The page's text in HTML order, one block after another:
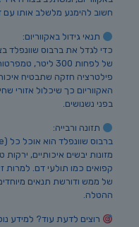
חשוב להימנע מלשלב אותו עם
תנאי גידול באקווריום:
כדי לגדל את ברבוס שוונפלד
פילטרציה חזקה שתבטיח
האקווריום כך שיכלול אזורי
בפני נשנושים.
תזונה ורבייה:
מזונות יבשים איכותיים, ירקות
קפואים כמו תולעי דם. למרות
של ממש ודורשת תנאים
ההטלה.
רוצים לדעת עוד? למידע